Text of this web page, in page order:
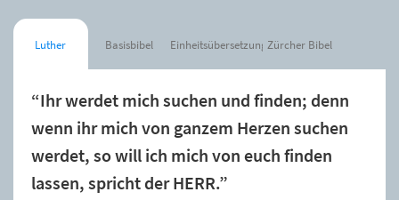
Luther Basisbibel Einheitsübersetzung Zürcher Bibel
“Ihr werdet mich suchen und finden; denn
wenn ihr mich von ganzem Herzen suchen
werdet, so will ich mich von euch finden
lassen, spricht der HERR.”